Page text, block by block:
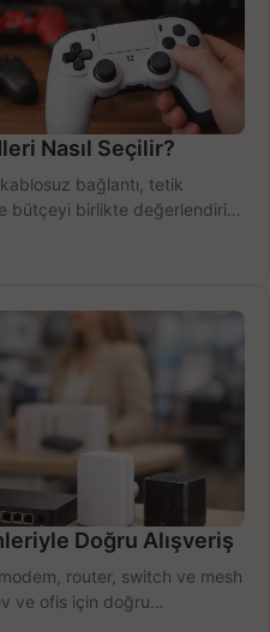
Nasıl Seçilir?
bağlantı, tetik
bütçeyi birlikte değerlendirin;
Doğru Alışveriş
router, switch ve mesh
ve ofis için doğru